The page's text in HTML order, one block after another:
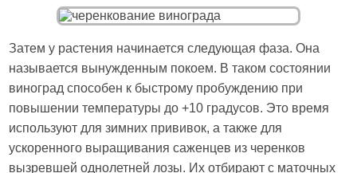
Затем у растения начинается следующая фаза. Она
называется вынужденным покоем. В таком состоянии
виноград способен к быстрому пробуждению при
повышении температуры до +10 градусов. Это время
используют для зимних прививок, а также для
ускоренного выращивания саженцев из черенков
вызревшей однолетней лозы. Их отбирают с маточных